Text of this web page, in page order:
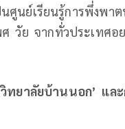
ศูนย์เรียนรู้การพึ่งพา
วัย จากทั่วประเทศอ
ทยาลัยบ้านนอก’ แล